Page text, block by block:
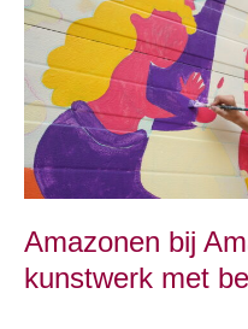
Amazonen bij
kunstwerk met
met
betekenis